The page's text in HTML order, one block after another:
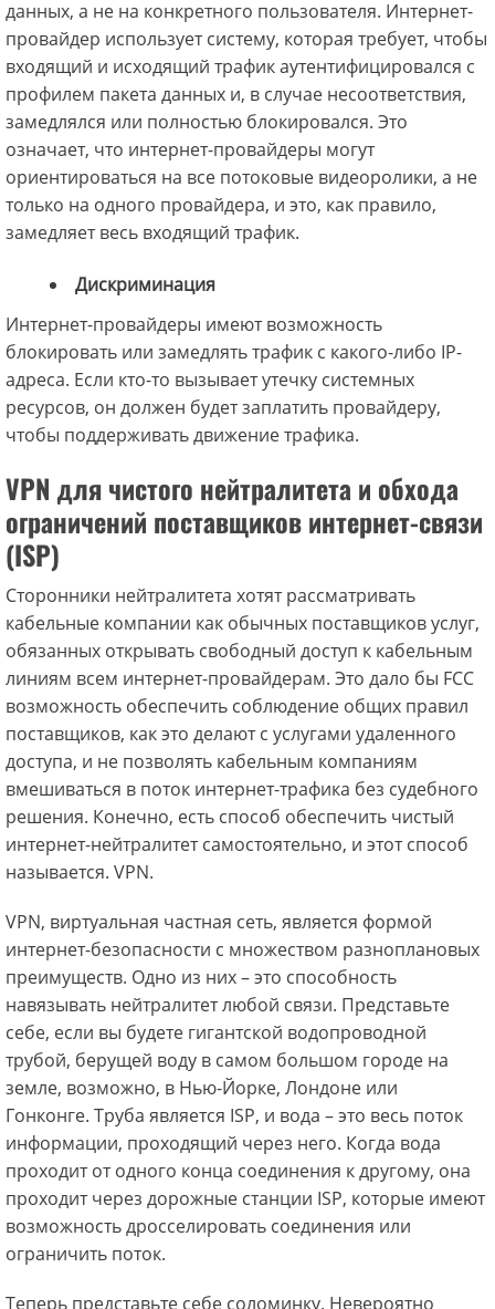
данных, а не на конкретного пользователя. Интернет-
провайдер использует систему, которая требует, чтобы
входящий и исходящий трафик аутентифицировался с
профилем пакета данных и, в случае несоответствия,
замедлялся или полностью блокировался. Это
означает, что интернет-провайдеры могут
ориентироваться на все потоковые видеоролики, а не
только на одного провайдера, и это, как правило,
замедляет весь входящий трафик.
Дискриминация
Интернет-провайдеры имеют возможность
блокировать или замедлять трафик с какого-либо IP-
адреса. Если кто-то вызывает утечку системных
ресурсов, он должен будет заплатить провайдеру,
чтобы поддерживать движение трафика.
VPN для чистого нейтралитета и обхода
ограничений поставщиков интернет-связи
(ISP)
Сторонники нейтралитета хотят рассматривать
кабельные компании как обычных поставщиков услуг,
обязанных открывать свободный доступ к кабельным
линиям всем интернет-провайдерам. Это дало бы FCC
возможность обеспечить соблюдение общих правил
поставщиков, как это делают с услугами удаленного
доступа, и не позволять кабельным компаниям
вмешиваться в поток интернет-трафика без судебного
решения. Конечно, есть способ обеспечить чистый
интернет-нейтралитет самостоятельно, и этот способ
называется. VPN.
VPN, виртуальная частная сеть, является формой
интернет-безопасности с множеством разноплановых
преимуществ. Одно из них – это способность
навязывать нейтралитет любой связи. Представьте
себе, если вы будете гигантской водопроводной
трубой, берущей воду в самом большом городе на
земле, возможно, в Нью-Йорке, Лондоне или
Гонконге. Труба является ISP, и вода – это весь поток
информации, проходящий через него. Когда вода
проходит от одного конца соединения к другому, она
проходит через дорожные станции ISP, которые имеют
возможность дросселировать соединения или
ограничить поток.
Теперь представьте себе соломинку. Невероятно